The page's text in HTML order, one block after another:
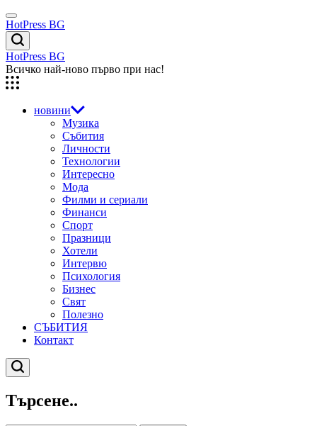
Skip
to
content
Menu
HotPress BG
Търсене
HotPress BG
Всичко най-ново първо при нас!
новини
Музика
Събития
Личности
Технологии
Интересно
Мода
Филми и сериали
Финанси
Спорт
Празници
Хотели
Интервю
Психология
Бизнес
Свят
Полезно
СЪБИТИЯ
Контакт
Търсене
Търсене..